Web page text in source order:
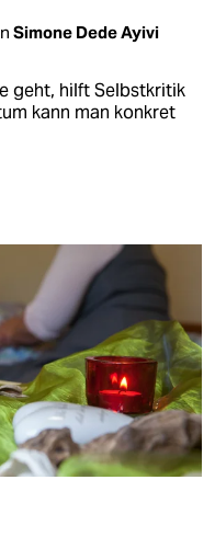
Simone Dede Ayivi
geht, hilft Selbstkritik
kann man konkret